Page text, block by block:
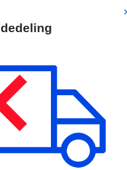
m 10 augustus opgeschort.